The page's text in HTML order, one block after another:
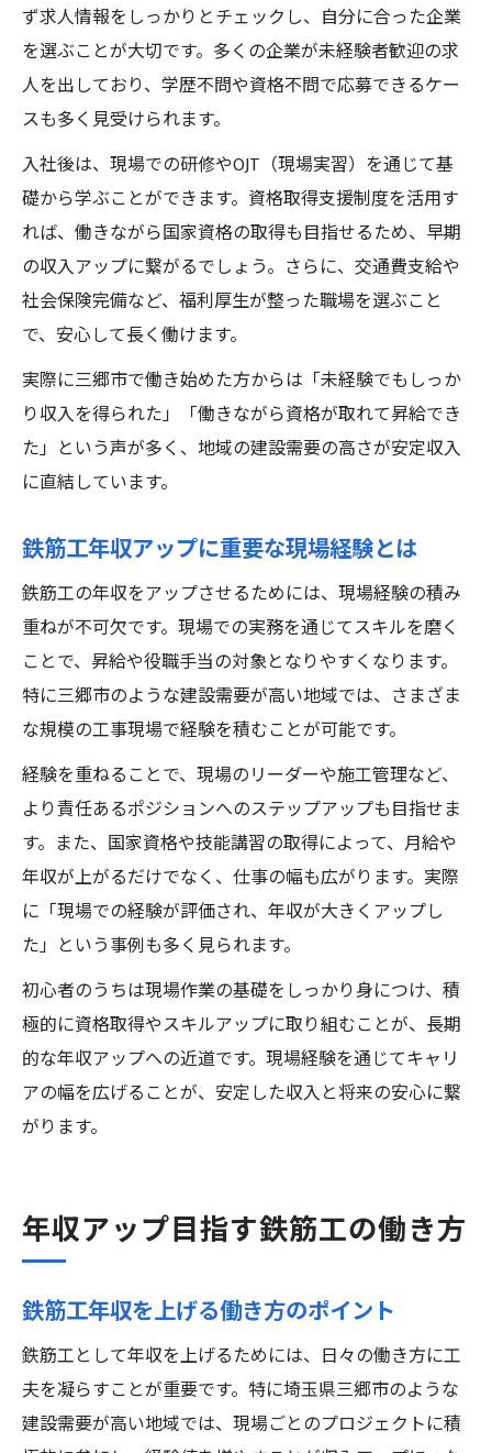
ず求人情報をしっかりとチェックし、自分に合った企業
を選ぶことが大切です。多くの企業が未経験者歓迎の求
人を出しており、学歴不問や資格不問で応募できるケー
スも多く見受けられます。
入社後は、現場での研修やOJT（現場実習）を通じて基
礎から学ぶことができます。資格取得支援制度を活用す
れば、働きながら国家資格の取得も目指せるため、早期
の収入アップに繋がるでしょう。さらに、交通費支給や
社会保険完備など、福利厚生が整った職場を選ぶこと
で、安心して長く働けます。
実際に三郷市で働き始めた方からは「未経験でもしっか
り収入を得られた」「働きながら資格が取れて昇給でき
た」という声が多く、地域の建設需要の高さが安定収入
に直結しています。
鉄筋工年収アップに重要な現場経験とは
鉄筋工の年収をアップさせるためには、現場経験の積み
重ねが不可欠です。現場での実務を通じてスキルを磨く
ことで、昇給や役職手当の対象となりやすくなります。
特に三郷市のような建設需要が高い地域では、さまざま
な規模の工事現場で経験を積むことが可能です。
経験を重ねることで、現場のリーダーや施工管理など、
より責任あるポジションへのステップアップも目指せま
す。また、国家資格や技能講習の取得によって、月給や
年収が上がるだけでなく、仕事の幅も広がります。実際
に「現場での経験が評価され、年収が大きくアップし
た」という事例も多く見られます。
初心者のうちは現場作業の基礎をしっかり身につけ、積
極的に資格取得やスキルアップに取り組むことが、長期
的な年収アップへの近道です。現場経験を通じてキャリ
アの幅を広げることが、安定した収入と将来の安心に繋
がります。
年収アップ目指す鉄筋工の働き方
鉄筋工年収を上げる働き方のポイント
鉄筋工として年収を上げるためには、日々の働き方に工
夫を凝らすことが重要です。特に埼玉県三郷市のような
建設需要が高い地域では、現場ごとのプロジェクトに積